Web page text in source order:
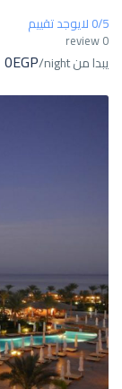
0/5 لايوجد تقييم
0 review
يبدا من 0EGP/night